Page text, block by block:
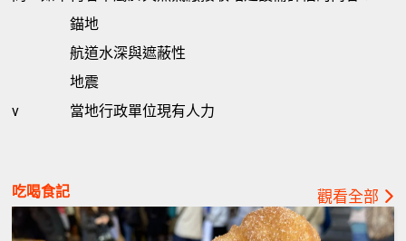
錨地
航道水深與遮蔽性
地震
v
當地行政單位現有人力
吃喝食記 觀看全部